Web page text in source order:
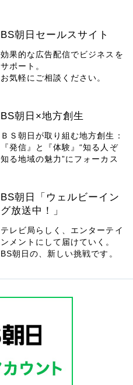
BS朝日セールスサイト
効果的な広告配信でビジネスを
サポート。
お気軽にご相談ください。
BS朝日×地方創生
ＢＳ朝日が取り組む地方創生：
『発信』と『体験』“知る人ぞ
知る地域の魅力”にフォーカス
BS朝日「ウェルビーイン
グ放送中！」
テレビ局らしく、エンターテイ
ンメントにして届けていく。
BS朝日の、新しい挑戦です。